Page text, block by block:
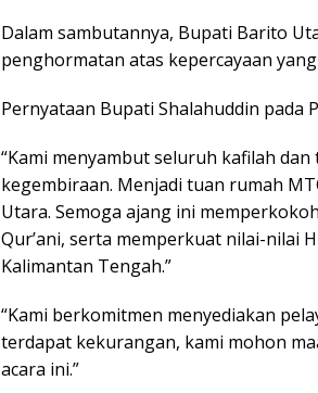
Dalam sambutannya, Bupati Barito
penghormatan atas kepercayaan
Pernyataan Bupati Shalahuddin pada
“Kami menyambut seluruh kafilah
kegembiraan. Menjadi tuan rumah
Utara. Semoga ajang ini
Qur’ani, serta memperkuat nilai-nilai
Kalimantan Tengah.”
“Kami berkomitmen menyediakan
terdapat kekurangan, kami mohon
acara ini.”